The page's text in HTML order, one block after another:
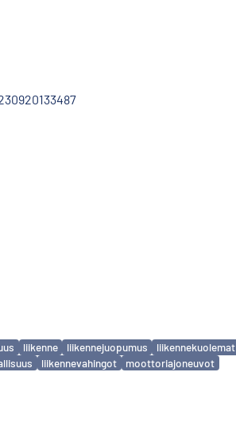
liikenne liikennejuopumus
liikennekuolemat
liikennevahingot
moottoriajoneuvot